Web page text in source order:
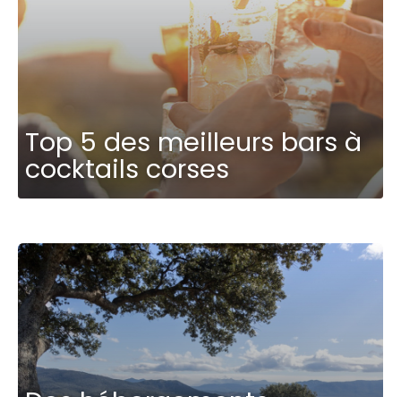
Top 5 des meilleurs bars à
cocktails corses